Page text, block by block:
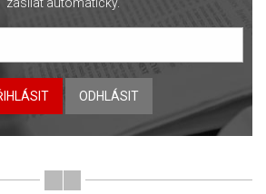
zasílat automaticky.
ODHLÁSIT